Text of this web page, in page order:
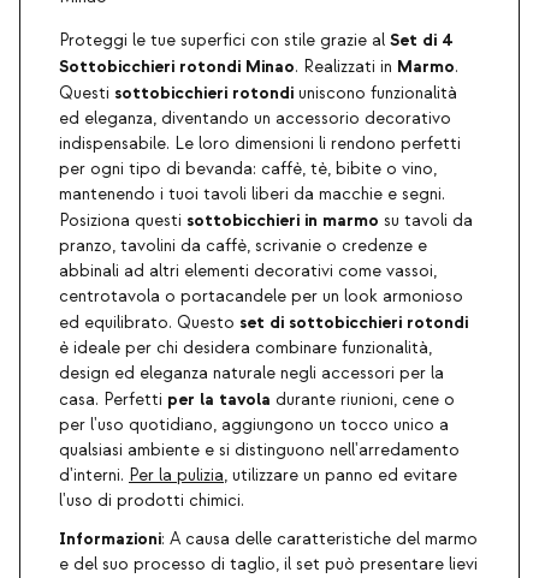
Proteggi le tue superfici con stile grazie al Set di 4
Sottobicchieri rotondi Minao. Realizzati in Marmo.
Questi sottobicchieri rotondi uniscono funzionalità
ed eleganza, diventando un accessorio decorativo
indispensabile. Le loro dimensioni li rendono perfetti
per ogni tipo di bevanda: caffè, tè, bibite o vino,
mantenendo i tuoi tavoli liberi da macchie e segni.
Posiziona questi sottobicchieri in marmo su tavoli da
pranzo, tavolini da caffè, scrivanie o credenze e
abbinali ad altri elementi decorativi come vassoi,
centrotavola o portacandele per un look armonioso
ed equilibrato. Questo set di sottobicchieri rotondi
è ideale per chi desidera combinare funzionalità,
design ed eleganza naturale negli accessori per la
casa. Perfetti per la tavola durante riunioni, cene o
per l'uso quotidiano, aggiungono un tocco unico a
qualsiasi ambiente e si distinguono nell'arredamento
d'interni. Per la pulizia, utilizzare un panno ed evitare
l'uso di prodotti chimici.
Informazioni: A causa delle caratteristiche del marmo
e del suo processo di taglio, il set può presentare lievi